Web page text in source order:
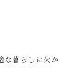
な暮らしに欠か